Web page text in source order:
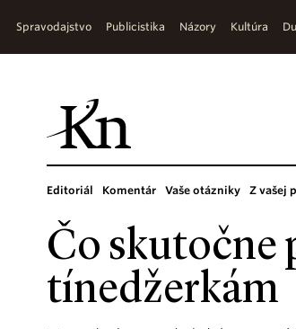
Spravodajstvo Publicistika Názory Kultúra
Editoriál Komentár Vaše otázniky Z vašej
Čo skutočne
tínedžerkám